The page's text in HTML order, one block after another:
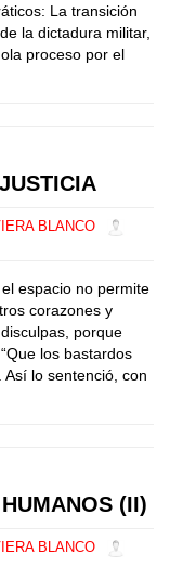
La transición
la dictadura militar,
proceso por el
BLANCO
espacio no permite
corazones y
porque
los bastardos
lo sentenció, con
(II)
BLANCO